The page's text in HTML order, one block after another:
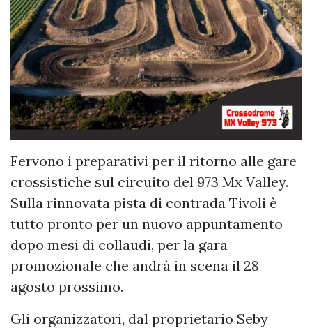
Fervono i preparativi per il ritorno alle gare
crossistiche sul circuito del 973 Mx Valley.
Sulla rinnovata pista di contrada Tivoli è
tutto pronto per un nuovo appuntamento
dopo mesi di collaudi, per la gara
promozionale che andrà in scena il 28
agosto prossimo.
Gli organizzatori, dal proprietario Seby